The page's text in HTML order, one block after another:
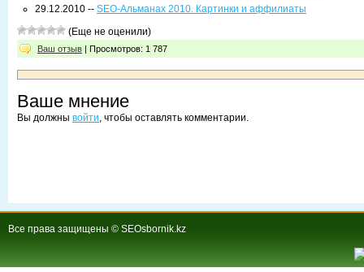
29.12.2010 -- SEO-Альманах 2010. Картинки и аффилиаты
(Еще не оценили)
Ваш отзыв | Просмотров: 1 787
Ваше мнение
Вы должны войти, чтобы оставлять комментарии.
Все права защищены © SEOsbornik.kz